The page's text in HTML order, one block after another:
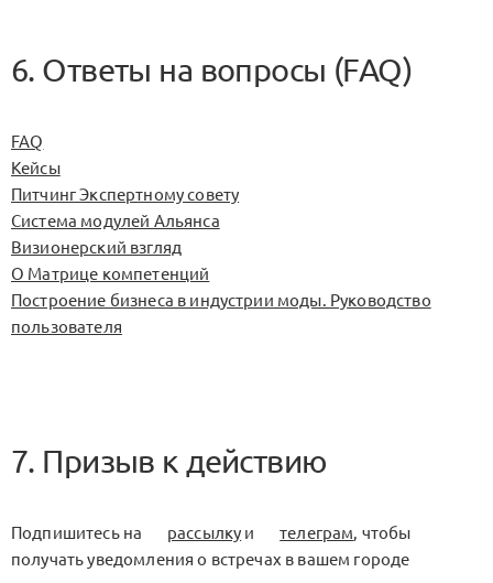
6. Ответы на вопросы (FAQ)
FAQ
Кейсы
Питчинг Экспертному совету
Система модулей Альянса
Визионерский взгляд
О Матрице компетенций
Построение бизнеса в индустрии моды. Руководство
пользователя
7. Призыв к действию
Подпишитесь на рассылку и телеграм, чтобы
получать уведомления о встречах в вашем городе